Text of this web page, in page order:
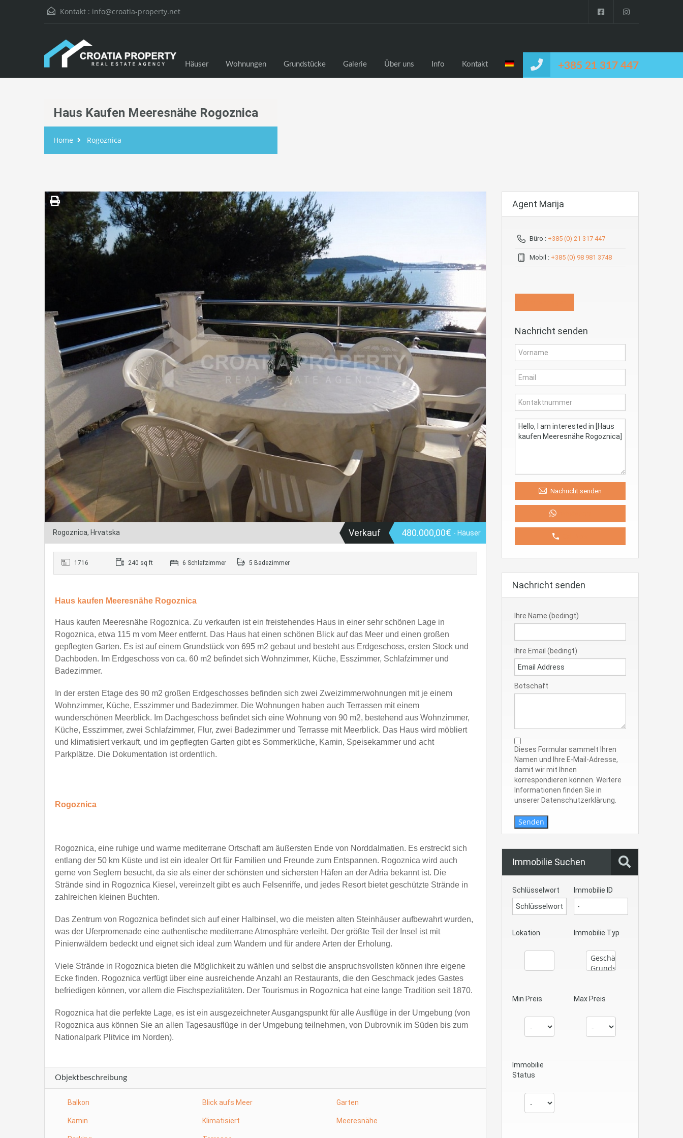
Kontakt : info@croatia-property.net
+385 21 317 447
Häuser Wohnungen Grundstücke Galerie Über uns Info Kontakt
Haus Kaufen Meeresnähe Rogoznica
Home Rogoznica
Rogoznica, Hrvatska Verkauf 480.000,00€ - Häuser
1716 240 sq ft 6 Schlafzimmer 5 Badezimmer
Haus kaufen Meeresnähe Rogoznica
Haus kaufen Meeresnähe Rogoznica. Zu verkaufen ist ein freistehendes Haus in einer sehr schönen Lage in
Rogoznica, etwa 115 m vom Meer entfernt. Das Haus hat einen schönen Blick auf das Meer und einen großen
gepflegten Garten. Es ist auf einem Grundstück von 695 m2 gebaut und besteht aus Erdgeschoss, ersten Stock und
Dachboden. Im Erdgeschoss von ca. 60 m2 befindet sich Wohnzimmer, Küche, Esszimmer, Schlafzimmer und
Badezimmer.
In der ersten Etage des 90 m2 großen Erdgeschosses befinden sich zwei Zweizimmerwohnungen mit je einem
Wohnzimmer, Küche, Esszimmer und Badezimmer. Die Wohnungen haben auch Terrassen mit einem
wunderschönen Meerblick. Im Dachgeschoss befindet sich eine Wohnung von 90 m2, bestehend aus Wohnzimmer,
Küche, Esszimmer, zwei Schlafzimmer, Flur, zwei Badezimmer und Terrasse mit Meerblick. Das Haus wird möbliert
und klimatisiert verkauft, und im gepflegten Garten gibt es Sommerküche, Kamin, Speisekammer und acht
Parkplätze. Die Dokumentation ist ordentlich.
Rogoznica
Rogoznica, eine ruhige und warme mediterrane Ortschaft am äußersten Ende von Norddalmatien. Es erstreckt sich
entlang der 50 km Küste und ist ein idealer Ort für Familien und Freunde zum Entspannen. Rogoznica wird auch
gerne von Seglern besucht, da sie als einer der schönsten und sichersten Häfen an der Adria bekannt ist. Die
Strände sind in Rogoznica Kiesel, vereinzelt gibt es auch Felsenriffe, und jedes Resort bietet geschützte Strände in
zahlreichen kleinen Buchten.
Das Zentrum von Rogoznica befindet sich auf einer Halbinsel, wo die meisten alten Steinhäuser aufbewahrt wurden,
was der Uferpromenade eine authentische mediterrane Atmosphäre verleiht. Der größte Teil der Insel ist mit
Pinienwäldern bedeckt und eignet sich ideal zum Wandern und für andere Arten der Erholung.
Viele Strände in Rogoznica bieten die Möglichkeit zu wählen und selbst die anspruchsvollsten können ihre eigene
Ecke finden. Rogoznica verfügt über eine ausreichende Anzahl an Restaurants, die den Geschmack jedes Gastes
befriedigen können, vor allem die Fischspezialitäten. Der Tourismus in Rogoznica hat eine lange Tradition seit 1870.
Rogoznica hat die perfekte Lage, es ist ein ausgezeichneter Ausgangspunkt für alle Ausflüge in der Umgebung (von
Rogoznica aus können Sie an allen Tagesausflüge in der Umgebung teilnehmen, von Dubrovnik im Süden bis zum
Nationalpark Plitvice im Norden).
Objektbeschreibung
Balkon Blick aufs Meer Garten
Kamin Klimatisiert Meeresnähe
Agent Marija
Büro : +385 (0) 21 317 447
Mobil : +385 (0) 98 981 3748
Nachricht senden
Nachricht senden
Nachricht senden
Ihre Name (bedingt)
Ihre Email (bedingt)
Botschaft
Dieses Formular sammelt Ihren
Namen und Ihre E-Mail-Adresse,
damit wir mit Ihnen
korrespondieren können. Weitere
Informationen finden Sie in
unserer Datenschutzerklärung.
Senden
Immobilie Suchen
Schlüsselwort Immobilie ID
Lokation Immobilie Typ
Min Preis Max Preis
Immobilie
Status